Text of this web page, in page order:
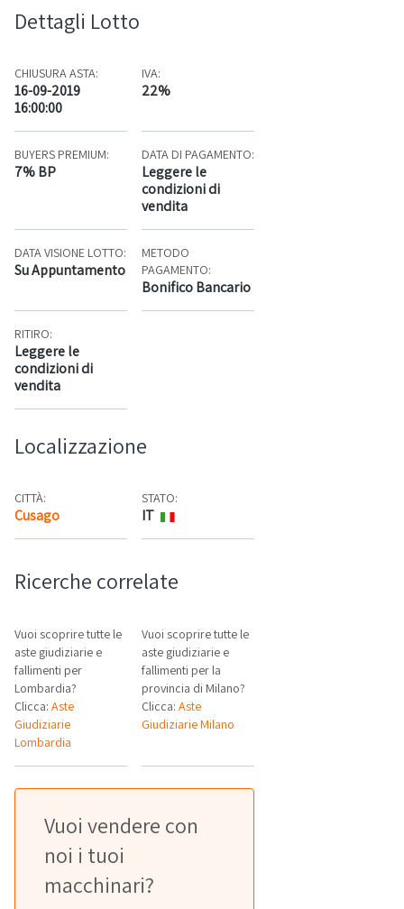
Dettagli Lotto
CHIUSURA ASTA:
16-09-2019
16:00:00
IVA:
22%
BUYERS PREMIUM:
7% BP
DATA DI PAGAMENTO:
Leggere le
condizioni di
vendita
DATA VISIONE LOTTO:
Su Appuntamento
METODO
PAGAMENTO:
Bonifico Bancario
RITIRO:
Leggere le
condizioni di
vendita
Localizzazione
CITTÀ:
Cusago Mappa
STATO:
IT
Ricerche correlate
Vuoi scoprire tutte le
aste giudiziarie e
fallimenti per
Lombardia?
Clicca: Aste
Giudiziarie
Lombardia
Vuoi scoprire tutte le
aste giudiziarie e
fallimenti per la
provincia di Milano?
Clicca:Aste
Giudiziarie Milano
Vuoi vendere con
noi i tuoi
macchinari?